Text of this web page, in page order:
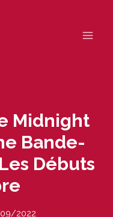
Midnight
Bande-
Débuts
2022